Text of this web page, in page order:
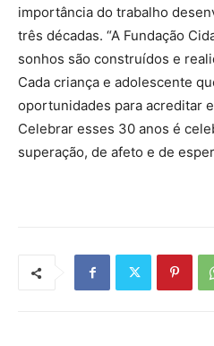
importância do trabalho
três décadas. “A Fundação
sonhos são construídos e
Cada criança e adolescente
oportunidades para acreditar
Celebrar esses 30 anos é
superação, de afeto e de